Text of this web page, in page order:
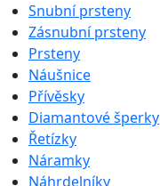
Snubní prsteny
Zásnubní prsteny
Prsteny
Náušnice
Přívěsky
Diamantové šperky
Řetízky
Náramky
Náhrdelníky